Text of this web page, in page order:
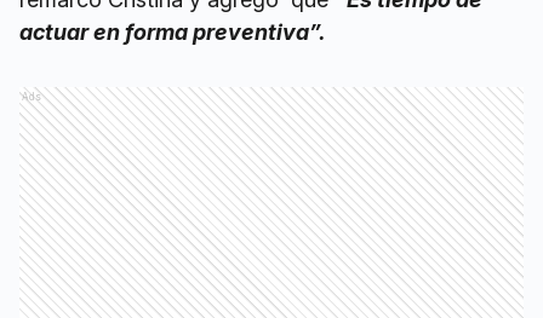
actuar en forma preventiva”.
Ads